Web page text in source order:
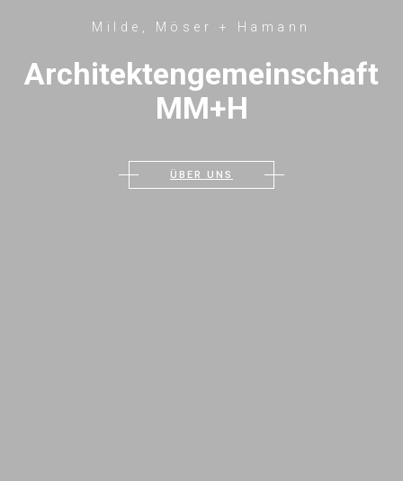
Milde, Möser + Hamann
Architektengemeinschaft
MM+H
ÜBER UNS